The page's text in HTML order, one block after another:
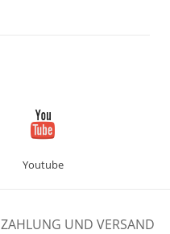
Youtube
ZAHLUNG UND VERSAND